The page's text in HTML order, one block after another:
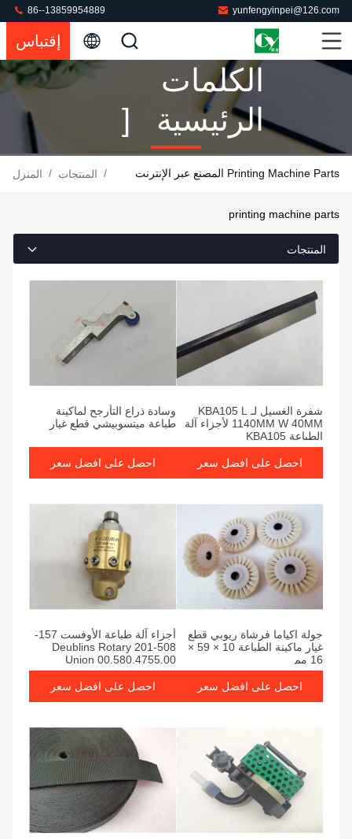
yunfengyinpei@126.com
86--13859954889
إقتباس
الكلمات
الرئيسية [
Printing
Parts ]
مباراة 889
المنتجات
المنزل / المنتجات / Printing Machine Parts المصنع عبر الإنترنت
printing machine parts
المنتجات
شفرة الغسيل لـ KBA105 L
1140MM W 40MM لأجزاء آلة
الطباعة KBA105
احصل على افضل سعر
وسادة ذراع التأرجح لماكينة
طباعة ميتسوبيشي قطع غيار
احصل على افضل سعر
جولة اكياما فرشاة ريوبي قطع
غيار ماكينة الطباعة 10 × 59 ×
16 مم
احصل على افضل سعر
أجزاء آلة طباعة الأوفست 157-
508-201 Deublins Rotary
Union 00.580.4755.00
احصل على افضل سعر